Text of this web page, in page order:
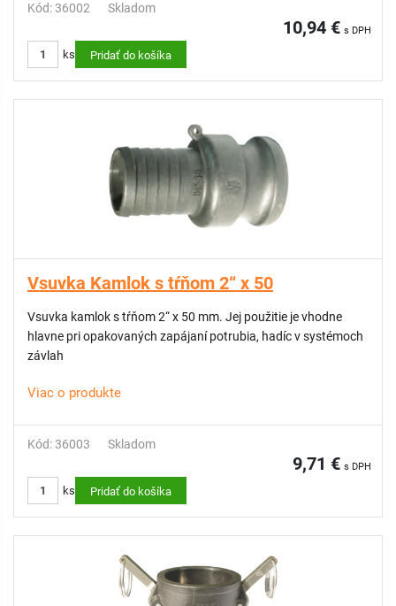
Kód: 36002 Skladom
10,94 € s DPH
ks Pridať do košíka
Vsuvka Kamlok s tŕňom 2“ x 50
Vsuvka kamlok s tŕňom 2“ x 50 mm. Jej použitie je vhodne
hlavne pri opakovaných zapájaní potrubia, hadíc v systémoch
závlah
Viac o produkte
Kód: 36003 Skladom
9,71 € s DPH
ks Pridať do košíka